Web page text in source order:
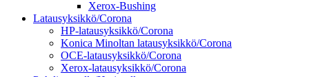
Xerox-Bushing
Latausyksikkö/Corona
HP-latausyksikkö/Corona
Konica Minoltan latausyksikkö/Corona
OCE-latausyksikkö/Corona
Xerox-latausyksikkö/Corona